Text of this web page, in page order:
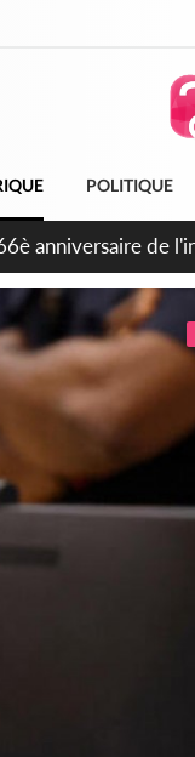
POLITIQUE
Abidjan, Amadou
de la Guinée